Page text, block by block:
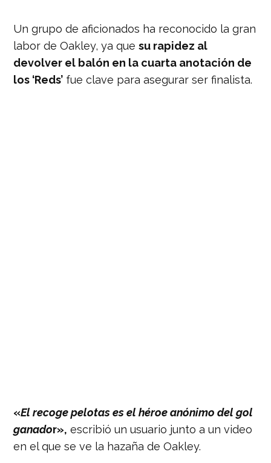
Un grupo de aficionados ha reconocido la gran
labor de Oakley, ya quesu rapidez al
devolver el balón en la cuarta anotación de
los ‘Reds’ fue clave para asegurar ser finalista.
«El recoge pelotas es el héroe anónimo del gol
ganador», escribió un usuario junto a un video
en el que se ve la hazaña de Oakley.